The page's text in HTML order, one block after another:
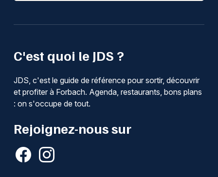
C'est quoi le JDS ?
JDS, c'est le guide de référence pour sortir, découvrir
et profiter à Forbach. Agenda, restaurants, bons plans
: on s'occupe de tout.
Rejoignez-nous sur